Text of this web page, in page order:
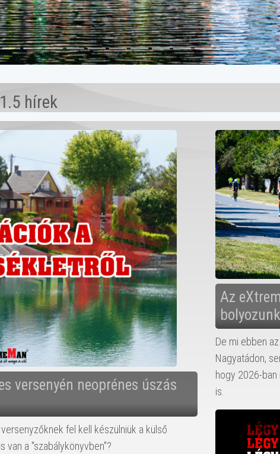
hírek
versenyén neoprénes úszás
fel kell készülniük a külső
van a "szabálykönyvben"?
Az
De mi ebben
Nagyatádon,
hogy 2026-ban
is.